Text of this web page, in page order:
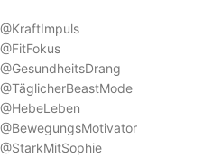
@KraftImpuls
@FitFokus
@GesundheitsDrang
@TäglicherBeastMode
@HebeLeben
@BewegungsMotivator
@StarkMitSophie